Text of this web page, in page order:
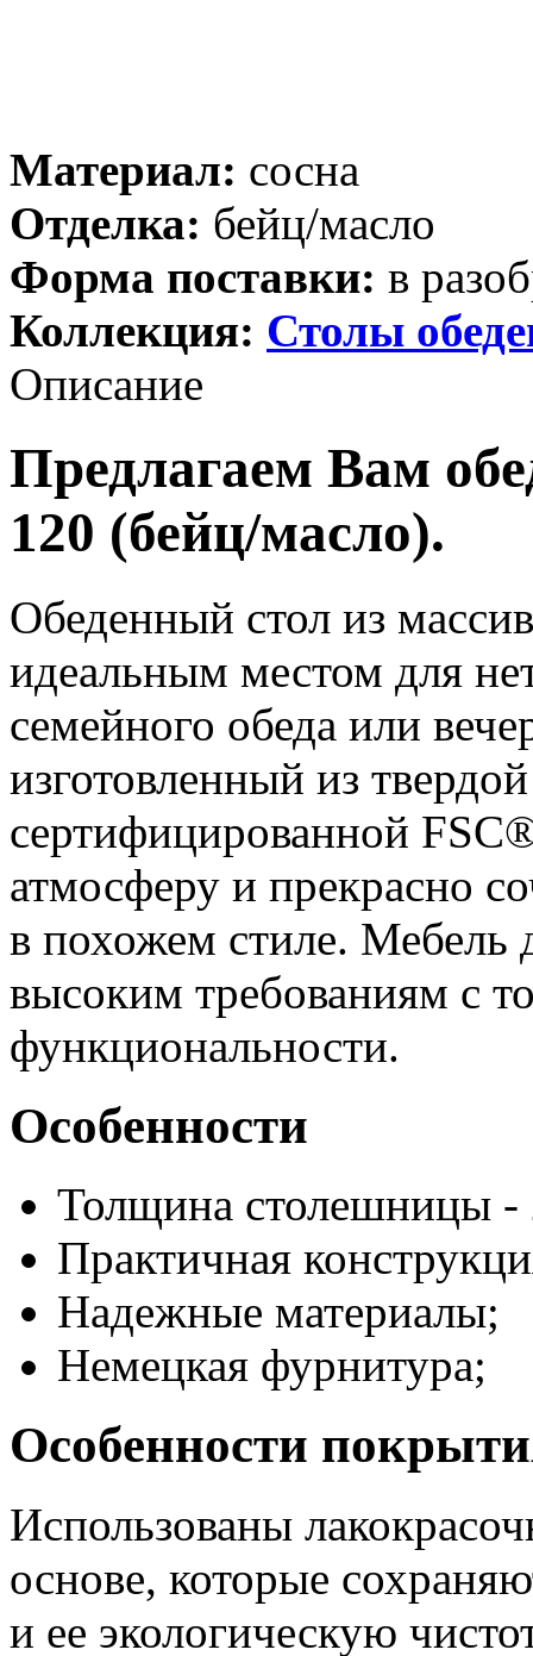
Материал: сосна
Отделка: бейц/масло
Форма поставки: в
Коллекция: Столы
Описание
Предлагаем Вам
120 (бейц/масло).
Обеденный стол из
идеальным местом для
семейного обеда или
изготовленный из
сертифицированной
атмосферу и прекрасно
в похожем стиле. Мебель
высоким требованиям с
функциональности.
Особенности
Толщина столешницы -
Практичная
Надежные материалы;
Немецкая фурнитура;
Особенности
Использованы
основе, которые
и ее экологическую